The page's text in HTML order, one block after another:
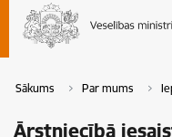
Sākums Par mums
Ārstniecībā